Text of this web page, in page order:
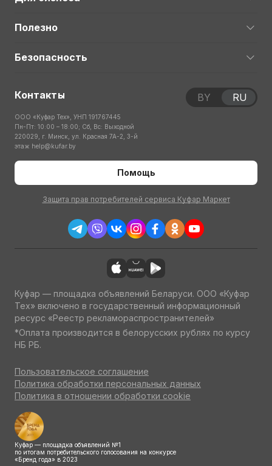
Полезно
Безопасность
Контакты
ООО «Куфар Тех», УНП 191767445
Пн-Пт: 10:00 – 18:00; Сб, Вс: Выходной
220029, г. Минск, ул. Красная 7А-2, 3-й
этаж help@kufar.by
Помощь
Защита прав потребителей сервиса Куфар Маркет
BY RU
Куфар — площадка объявлений Беларуси. ООО «Куфар
Тех» включено в государственный информационный
ресурс «Реестр рекламораспространителей»
*Оплата производится в белорусских рублях по курсу
НБ РБ.
Пользовательское соглашение
Политика обработки персональных данных
Политика в отношении обработки cookie
Куфар — площадка объявлений №1
по итогам потребительского голосования на конкурсе
«Бренд года» в 2023